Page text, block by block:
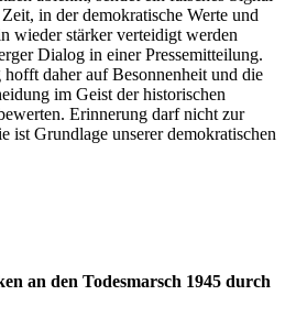
in der demokratische Werte und
wieder stärker verteidigt werden
Dialog in einer Pressemitteilung.
daher auf Besonnenheit und die
im Geist der historischen
Erinnerung darf nicht zur
ist Grundlage unserer demokratischen
an den Todesmarsch 1945 durch